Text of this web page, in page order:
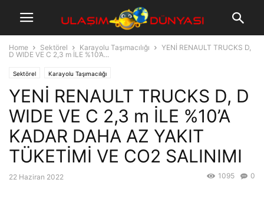
Home Sektörel Karayolu Taşımacılığı
YENİ RENAULT TRUCKS D,
D WIDE VE C 2,3 m İLE %10’A...
Sektörel Karayolu Taşımacılığı
YENİ RENAULT TRUCKS D, D
WIDE VE C 2,3 m İLE %10’A
KADAR DAHA AZ YAKIT
TÜKETİMİ VE CO2 SALINIMI
22 Haziran 2022 0
1095